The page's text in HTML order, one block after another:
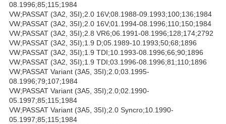
08.1996;85;115;1984
VW;PASSAT (3A2, 35I);2.0 16V;08.1988-09.1993;100;136;1984
VW;PASSAT (3A2, 35I);2.0 16V;01.1994-08.1996;110;150;1984
VW;PASSAT (3A2, 35I);2.8 VR6;06.1991-08.1996;128;174;2792
VW;PASSAT (3A2, 35I);1.9 D;05.1989-10.1993;50;68;1896
VW;PASSAT (3A2, 35I);1.9 TDI;10.1993-08.1996;66;90;1896
VW;PASSAT (3A2, 35I);1.9 TDI;03.1996-08.1996;81;110;1896
VW;PASSAT Variant (3A5, 35I);2.0;03.1995-
08.1996;79;107;1984
VW;PASSAT Variant (3A5, 35I);2.0;02.1990-
05.1997;85;115;1984
VW;PASSAT Variant (3A5, 35I);2.0 Syncro;10.1990-
05.1997;85;115;1984